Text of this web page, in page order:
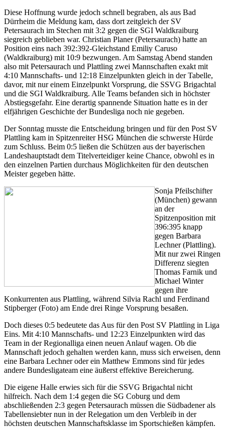
Diese Hoffnung wurde jedoch schnell begraben, als aus Bad
Dürrheim die Meldung kam, dass dort zeitgleich der SV
Petersaurach im Stechen mit 3:2 gegen die SGI Waldkraiburg
siegreich geblieben war. Christian Planer (Petersaurach) hatte an
Position eins nach 392:392-Gleichstand Emiliy Caruso
(Waldkraiburg) mit 10:9 bezwungen. Am Samstag Abend standen
also mit Petersaurach und Plattling zwei Mannschaften exakt mit
4:10 Mannschafts- und 12:18 Einzelpunkten gleich in der Tabelle,
davor, mit nur einem Einzelpunkt Vorsprung, die SSVG Brigachtal
und die SGI Waldkraiburg. Alle Teams befanden sich in höchster
Abstiegsgefahr. Eine derartig spannende Situation hatte es in der
elfjährigen Geschichte der Bundesliga noch nie gegeben.
Der Sonntag musste die Entscheidung bringen und für den Post SV
Plattling kam in Spitzenreiter HSG München die schwerste Hürde
zum Schluss. Beim 0:5 ließen die Schützen aus der bayerischen
Landeshauptstadt dem Titelverteidiger keine Chance, obwohl es in
den einzelnen Partien durchaus Möglichkeiten für den deutschen
Meister gegeben hätte.
Sonja Pfeilschifter
(München) gewann
an der
Spitzenposition mit
396:395 knapp
gegen Barbara
Lechner (Plattling).
Mit nur zwei Ringen
Differenz siegten
Thomas Farnik und
Michael Winter
gegen ihre
Konkurrenten aus Plattling, während Silvia Rachl und Ferdinand
Stipberger (Foto) am Ende drei Ringe Vorsprung besaßen.
Doch dieses 0:5 bedeutete das Aus für den Post SV Plattling in Liga
Eins. Mit 4:10 Mannschafts- und 12:23 Einzelpunkten wird das
Team in der Regionalliga einen neuen Anlauf wagen. Ob die
Mannschaft jedoch gehalten werden kann, muss sich erweisen, denn
eine Barbara Lechner oder ein Matthew Emmons sind für jedes
andere Bundesligateam eine äußerst effektive Bereicherung.
Die eigene Halle erwies sich für die SSVG Brigachtal nicht
hilfreich. Nach dem 1:4 gegen die SG Coburg und dem
abschließenden 2:3 gegen Petersaurach müssen die Südbadener als
Tabellensiebter nun in der Relegation um den Verbleib in der
höchsten deutschen Mannschaftsklasse im Sportschießen kämpfen.